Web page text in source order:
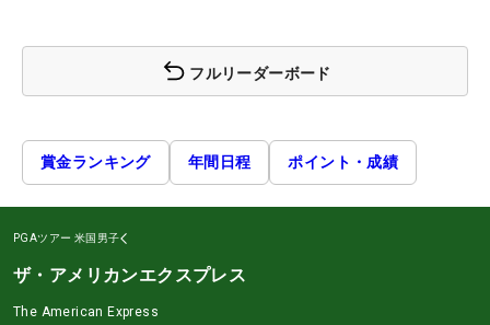
フルリーダーボード
賞金ランキング 年間日程 ポイント・成績
PGAツアー 米国男子
ザ・アメリカンエクスプレス
The American Express